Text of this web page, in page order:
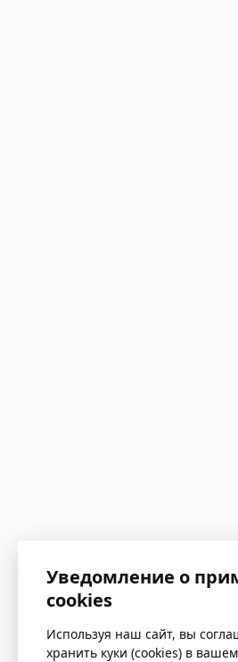
Уведомление о
cookies
Используя наш сайт, вы
хранить куки (cookies) в